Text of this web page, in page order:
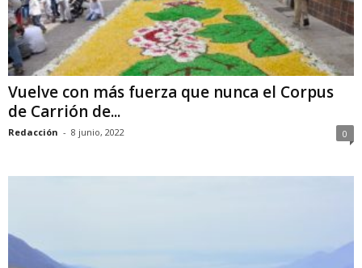
Vuelve con más fuerza que nunca el Corpus
de Carrión de...
Redacción - 8 junio, 2022 0